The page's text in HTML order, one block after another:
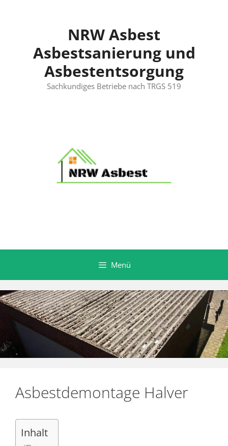
NRW Asbest
Asbestsanierung und
Asbestentsorgung
Sachkundiges Betriebe nach TRGS 519
Menü
Asbestdemontage Halver
Inhalt